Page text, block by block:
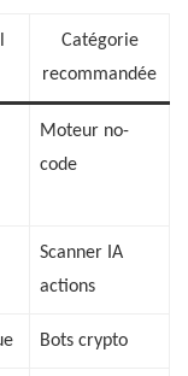
Catégorie
recommandée
Moteur no-
code
Scanner IA
actions
Bots crypto